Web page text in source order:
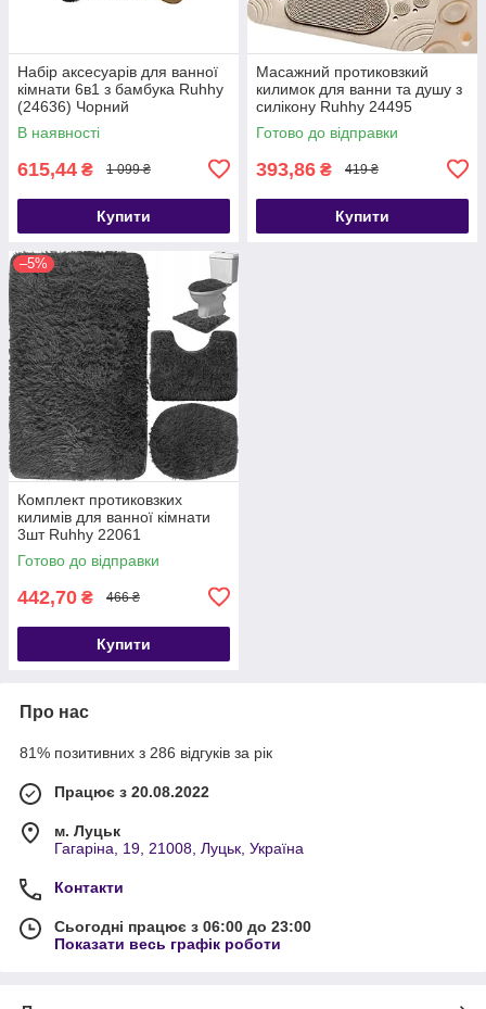
Набір аксесуарів для ванної
кімнати 6в1 з бамбука Ruhhy
(24636) Чорний
В наявності
615,44 ₴ 1 099 ₴
Купити
Масажний протиковзкий
килимок для ванни та душу з
силікону Ruhhy 24495
Готово до відправки
393,86 ₴ 419 ₴
Купити
–5%
Комплект протиковзких
килимів для ванної кімнати
3шт Ruhhy 22061
Готово до відправки
442,70 ₴ 466 ₴
Купити
Про нас
81% позитивних з 286 відгуків за рік
Працює з 20.08.2022
м. Луцьк
Гагаріна, 19, 21008, Луцьк, Україна
Контакти
Сьогодні працює з 06:00 до 23:00
Показати весь графік роботи